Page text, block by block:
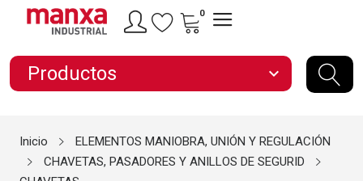
0
Productos expand_more
Inicio
ELEMENTOS MANIOBRA, UNIÓN Y REGULACIÓN
CHAVETAS, PASADORES Y ANILLOS DE SEGURID